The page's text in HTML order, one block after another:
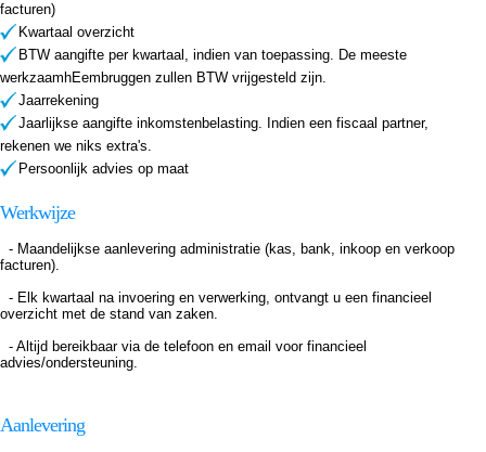
facturen)
Kwartaal overzicht
BTW aangifte per kwartaal, indien van toepassing. De meeste
werkzaamhEembruggen zullen BTW vrijgesteld zijn.
Jaarrekening
Jaarlijkse aangifte inkomstenbelasting. Indien een fiscaal partner,
rekenen we niks extra's.
Persoonlijk advies op maat
Werkwijze
- Maandelijkse aanlevering administratie (kas, bank, inkoop en verkoop
facturen).
- Elk kwartaal na invoering en verwerking, ontvangt u een financieel
overzicht met de stand van zaken.
- Altijd bereikbaar via de telefoon en email voor financieel
advies/ondersteuning.
Aanlevering